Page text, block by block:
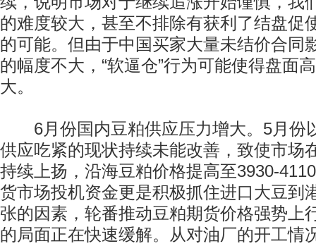
的难度较大，甚至不排除有获利了结盘促
的可能。但由于中国买家大量未结价合同
的幅度不大，“软逼仓”行为可能使得盘面
大。
6月份国内豆粕供应压力增大。5月份
供应吃紧的现状持续未能改善，致使市场
持续上扬，沿海豆粕价格提高至3930-
货市场投机资金更是积极抓住进口大豆到
张的因素，轮番推动豆粕期货价格强势上
的局面正在快速缓解。从对油厂的开工情